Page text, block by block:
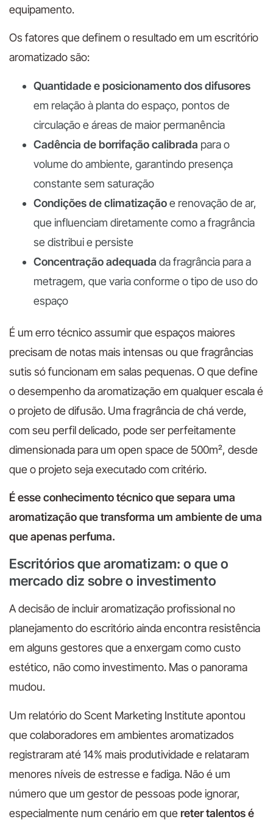
equipamento.
Os fatores que definem o resultado em um escritório
aromatizado são:
Quantidade e posicionamento dos difusores
em relação à planta do espaço, pontos de
circulação e áreas de maior permanência
Cadência de borrifação calibrada para o
volume do ambiente, garantindo presença
constante sem saturação
Condições de climatizaçãoe renovação de ar,
que influenciam diretamente como a fragrância
se distribui e persiste
Concentração adequada da fragrância para a
metragem, que varia conforme o tipo de uso do
espaço
É um erro técnico assumir que espaços maiores
precisam de notas mais intensas ou que fragrâncias
sutis só funcionam em salas pequenas. O que define
o desempenho da aromatização em qualquer escala é
o projeto de difusão. Uma fragrância de chá verde,
com seu perfil delicado, pode ser perfeitamente
dimensionada para um open space de 500m², desde
que o projeto seja executado com critério.
É esse conhecimento técnico que separa uma
aromatização que transforma um ambiente de uma
que apenas perfuma.
Escritórios que aromatizam: o que o
mercado diz sobre o investimento
A decisão de incluir aromatização profissional no
planejamento do escritório ainda encontra resistência
em alguns gestores que a enxergam como custo
estético, não como investimento. Mas o panorama
mudou.
Um relatório do Scent Marketing Institute apontou
que colaboradores em ambientes aromatizados
registraram até 14% mais produtividade e relataram
menores níveis de estresse e fadiga. Não é um
número que um gestor de pessoas pode ignorar,
especialmente num cenário em que reter talentos é